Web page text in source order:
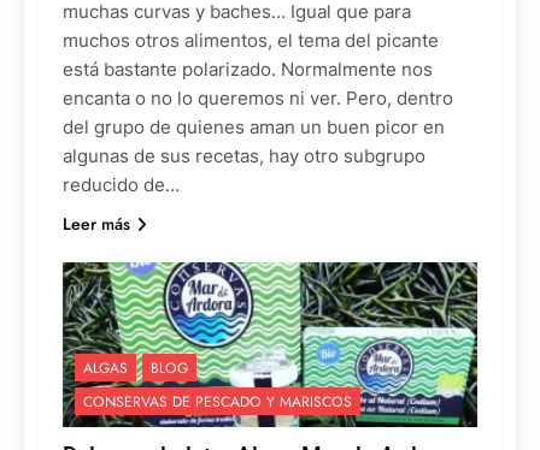
muchas curvas y baches… Igual que para
muchos otros alimentos, el tema del picante
está bastante polarizado. Normalmente nos
encanta o no lo queremos ni ver. Pero, dentro
del grupo de quienes aman un buen picor en
algunas de sus recetas, hay otro subgrupo
reducido de…
Leer más
ALGAS
BLOG
CONSERVAS DE PESCADO Y MARISCOS